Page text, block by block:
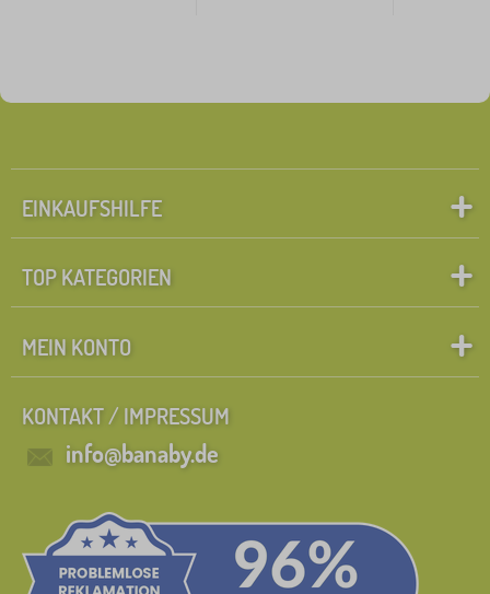
EINKAUFSHILFE
TOP KATEGORIEN
MEIN KONTO
KONTAKT / IMPRESSUM
info@banaby.de